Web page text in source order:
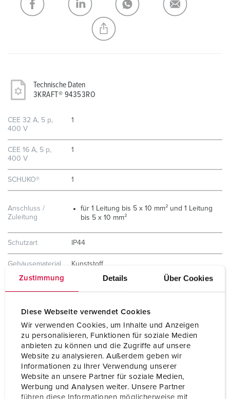
Zustimmung Details Über Cookies
Diese Webseite verwendet Cookies
Wir verwenden Cookies, um Inhalte und Anzeigen
zu personalisieren, Funktionen für soziale Medien
anbieten zu können und die Zugriffe auf unsere
Website zu analysieren. Außerdem geben wir
Informationen zu Ihrer Verwendung unserer
Website an unsere Partner für soziale Medien,
Werbung und Analysen weiter. Unsere Partner
führen diese Informationen möglicherweise mit
Technische Daten
3KRAFT® 94353RO
CEE 32 A, 5 p,
400 V
1
CEE 16 A, 5 p,
400 V
1
SCHUKO® 1
Anschluss /
Zuleitung
für 1 Leitung bis 5 x 10 mm² und 1 Leitung
bis 5 x 10 mm²
Schutzart IP44
Gehäusematerial Kunststoff